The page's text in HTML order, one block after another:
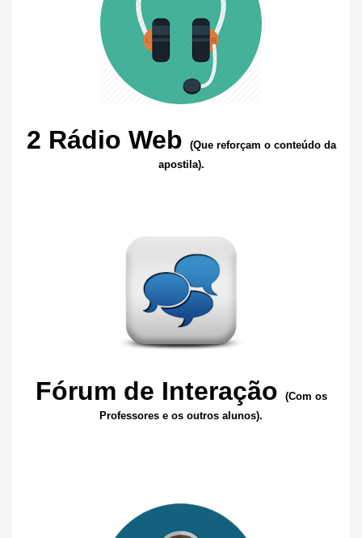
2 Rádio Web
(Que reforçam o conteúdo da
apostila).
Fórum de Interação
(Com os
Professores e os outros alunos).